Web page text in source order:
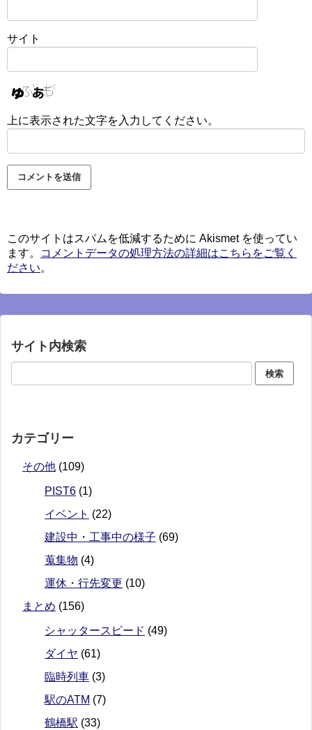
サイト
上に表示された文字を入力してください。
このサイトはスパムを低減するために Akismet を使ってい
ます。
コメントデータの処理方法の詳細はこちらをご覧く
ださい。
サイト内検索
カテゴリー
その他 (109)
PIST6 (1)
イベント (22)
建設中・工事中の様子 (69)
蒐集物 (4)
運休・行先変更 (10)
まとめ (156)
シャッタースピード (49)
ダイヤ (61)
臨時列車 (3)
駅のATM (7)
鶴橋駅 (33)